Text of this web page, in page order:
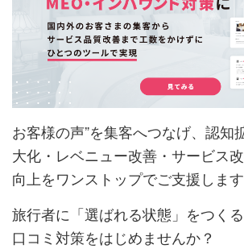
お客様の声”を集客へつなげ、認知
大化・レベニュー改善・サービス
向上をワンストップでご支援します
旅行者に「選ばれる状態」をつく
口コミ対策をはじめませんか？